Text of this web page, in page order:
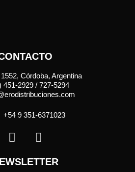
Córdoba, Argentina
451-2929 / 727-5294
+54 9 351-6371023